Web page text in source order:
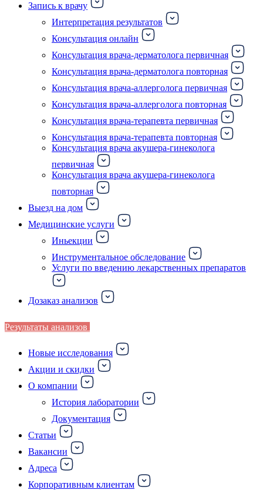
Запись к врачу
Интерпретация результатов
Консультация онлайн
Консультация врача-дерматолога первичная
Консультация врача-дерматолога повторная
Консультация врача-аллерголога первичная
Консультация врача-аллерголога повторная
Консультация врача-терапевта первичная
Консультация врача-терапевта повторная
Консультация врача акушера-гинеколога
первичная
Консультация врача акушера-гинеколога
повторная
Выезд на дом
Медицинские услуги
Иньекции
Инструментальное обследование
Услуги по введению лекарственных препаратов
Дозаказ анализов
Результаты анализов
Новые исследования
Акции и скидки
О компании
История лаборатории
Документация
Статьи
Вакансии
Адреса
Корпоративным клиентам